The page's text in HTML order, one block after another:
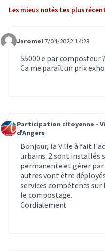
Les mieux notés Les plus
Commentaire 3871
Jerome17/04/2022 14:23
55000 e par composteur
Ca me paraît un prix
Commentaire 3884
Participation citoyenne -
d'Angers
Bonjour, la Ville à fait
urbains. 2 sont installés
permanente et gérer
autres vont être
services compétents
le compostage.
Cordialement